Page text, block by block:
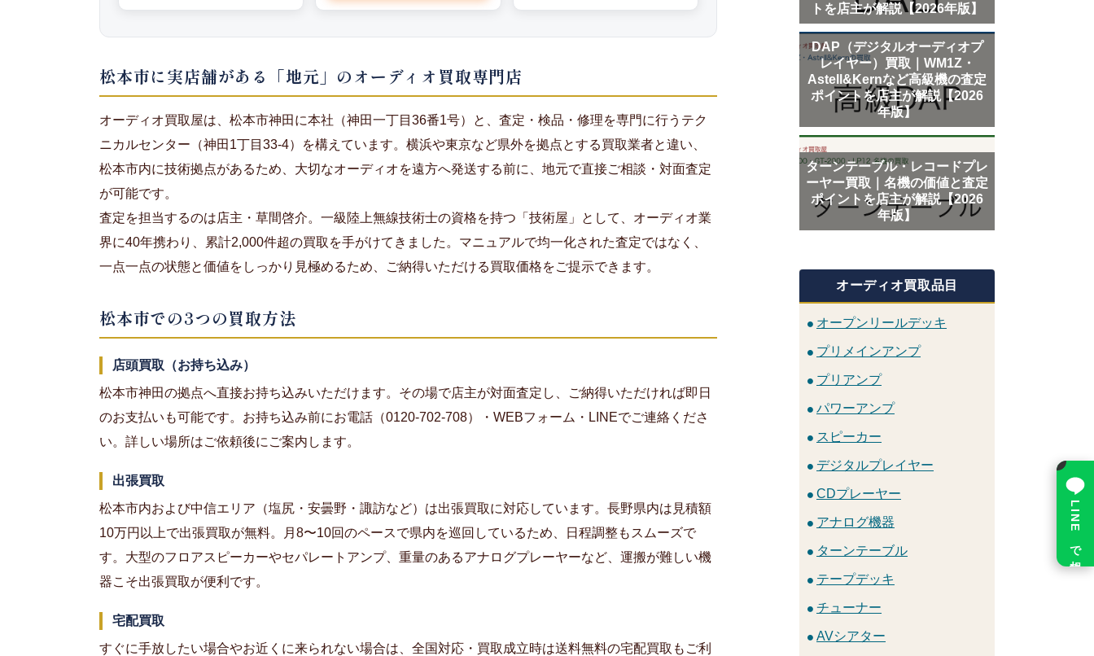
松本市に実店舗がある「地元」のオーディオ買取専門店
オーディオ買取屋は、松本市神田に本社（神田一丁目36番1号）と、査定・検品・修理を専門に行うテク
ニカルセンター（神田1丁目33-4）を構えています。横浜や東京など県外を拠点とする買取業者と違い、
松本市内に技術拠点があるため、大切なオーディオを遠方へ発送する前に、地元で直接ご相談・対面査定
が可能です。
査定を担当するのは店主・草間啓介。一級陸上無線技術士の資格を持つ「技術屋」として、オーディオ業
界に40年携わり、累計2,000件超の買取を手がけてきました。マニュアルで均一化された査定ではなく、
一点一点の状態と価値をしっかり見極めるため、ご納得いただける買取価格をご提示できます。
松本市での3つの買取方法
店頭買取（お持ち込み）
松本市神田の拠点へ直接お持ち込みいただけます。その場で店主が対面査定し、ご納得いただければ即日
のお支払いも可能です。お持ち込み前にお電話（0120-702-708）・WEBフォーム・LINEでご連絡くださ
い。詳しい場所はご依頼後にご案内します。
出張買取
松本市内および中信エリア（塩尻・安曇野・諏訪など）は出張買取に対応しています。長野県内は見積額
10万円以上で出張買取が無料。月8〜10回のペースで県内を巡回しているため、日程調整もスムーズで
す。大型のフロアスピーカーやセパレートアンプ、重量のあるアナログプレーヤーなど、運搬が難しい機
器こそ出張買取が便利です。
宅配買取
すぐに手放したい場合やお近くに来られない場合は、全国対応・買取成立時は送料無料の宅配買取もご利
トを店主が解説【2026年版】
DAP（デジタルオーディオプ
レイヤー）買取｜WM1Z・
Astell&Kernなど高級機の査定
ポイントを店主が解説【2026
年版】
ターンテーブル・レコードプレ
ーヤー買取｜名機の価値と査定
ポイントを店主が解説【2026
年版】
オーディオ買取品目
オープンリールデッキ
プリメインアンプ
プリアンプ
パワーアンプ
スピーカー
デジタルプレイヤー
CDプレーヤー
アナログ機器
ターンテーブル
テープデッキ
チューナー
AVシアター
LINE で相談
×